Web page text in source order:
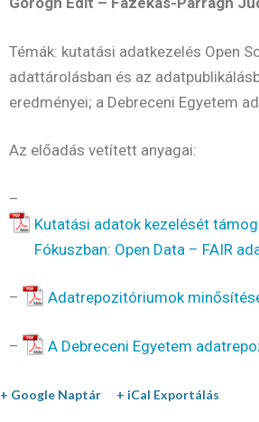
Témák: kutatási adatkezelés Open
adattárolásban és az
eredményei; a Debreceni Egyetem
Az előadás vetített anyagai:
–
Kutatási adatok kezelését
Fókuszban: Open Data – FAIR
– Adatrepozitóriumok
– A Debreceni Egyetem
+ Google Naptár + iCal Exportálás